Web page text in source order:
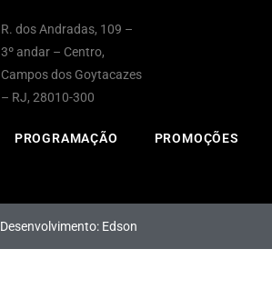
R. dos Andradas, 109 –
3º andar – Centro,
Campos dos Goytacazes
– RJ, 28010-300
PROGRAMAÇÃO PROMOÇÕES
Desenvolvimento: Edson